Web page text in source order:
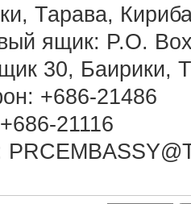
Тарава,
ящик: P.O.
30, Баирики,
+686-21486
21116